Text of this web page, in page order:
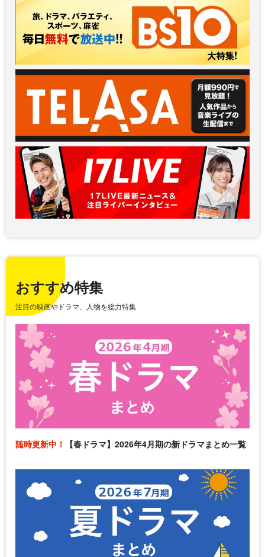
おすすめ特集
注目の映画やドラマ、人物を総力特集
随時更新中！ 【春ドラマ】2026年4月期の新ドラマまとめ一覧